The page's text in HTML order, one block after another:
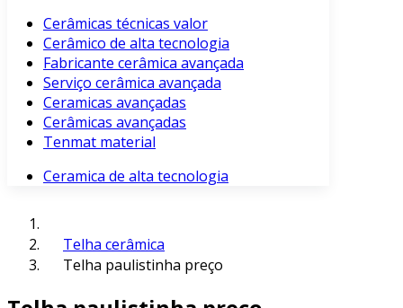
Cerâmicas técnicas valor
Cerâmico de alta tecnologia
Fabricante cerâmica avançada
Serviço cerâmica avançada
Ceramicas avançadas
Cerâmicas avançadas
Tenmat material
Ceramica de alta tecnologia
Telha cerâmica
Telha paulistinha preço